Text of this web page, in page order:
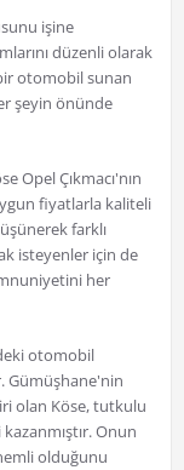
işine
düzenli olarak
otomobil sunan
şeyin önünde
Opel Çıkmacı'nın
fiyatlarla kaliteli
farklı
isteyenler için de
her
otomobil
Gümüşhane'nin
olan Köse, tutkulu
Onun
olduğunu